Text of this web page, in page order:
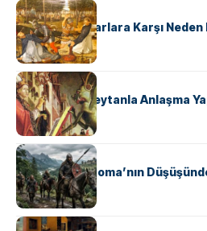
KÜLTÜR
Avrupalı ​​Katharlara Karşı Neden
KÜLTÜR
II. Silvester: Şeytanla Anlaşma
KÜLTÜR
Ostrogotlar Roma’nın
Ele Geçirdi?
KÜLTÜR